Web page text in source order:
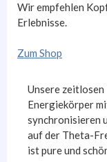
Wir empfehlen
Erlebnisse.
Zum Shop
Unsere
Energiekörper
synchronisieren
auf der Theta-
ist pure und